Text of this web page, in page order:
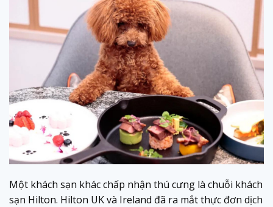
Một khách sạn khác chấp nhận thú cưng là chuỗi khách
sạn Hilton. Hilton UK và Ireland đã ra mắt thực đơn dịch